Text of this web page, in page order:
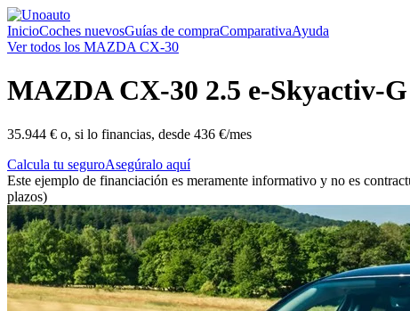
InicioCoches nuevosGuías de compraComparativaAyuda
Ver todos los MAZDA CX-30
MAZDACX-30 2.5 e-Skyactiv-
35.944 € o, si lo financias, desde 436 €/mes
Calcula tu seguroAsegúralo aquí
Este ejemplo de financiación es meramente informativo y no es
plazos)